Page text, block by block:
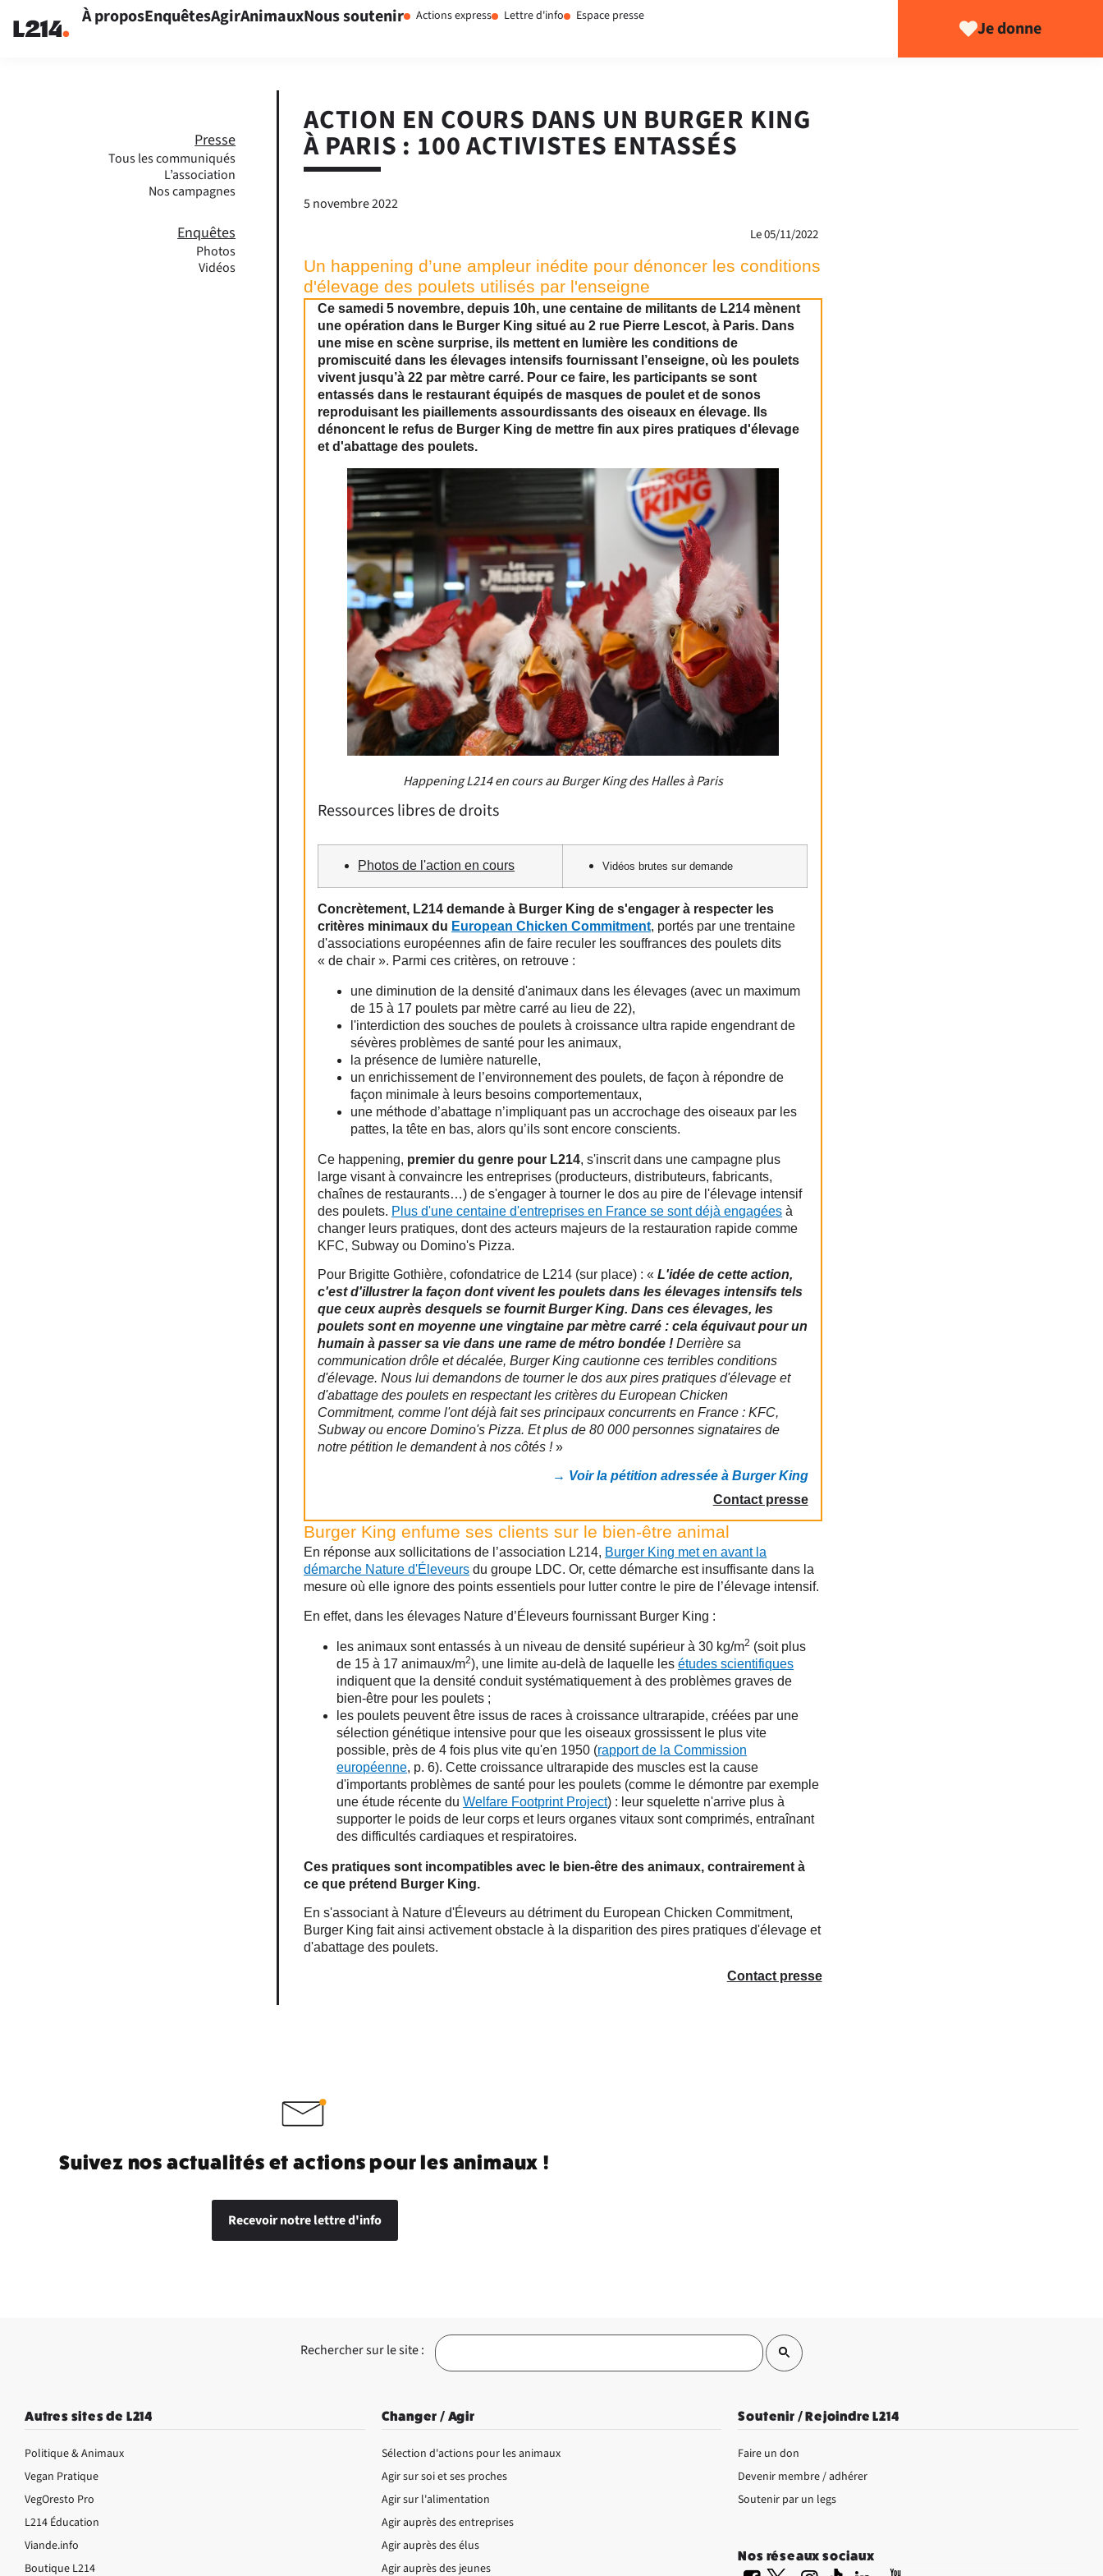
À proposEnquêtesAgirAnimauxNous soutenir Actions express Lettre d'info Espace presse
Je donne
Presse
Tous les communiqués
L’association
Nos campagnes
Enquêtes
Photos
Vidéos
ACTION EN COURS DANS UN BURGER KING
À PARIS : 100 ACTIVISTES ENTASSÉS
5 novembre 2022
Le 05/11/2022
Un happening d’une ampleur inédite pour dénoncer les conditions
d'élevage des poulets utilisés par l'enseigne
Ce samedi 5 novembre, depuis 10h, une centaine de militants de L214 mènent
une opération dans le Burger King situé au 2 rue Pierre Lescot, à Paris. Dans
une mise en scène surprise, ils mettent en lumière les conditions de
promiscuité dans les élevages intensifs fournissant l’enseigne, où les poulets
vivent jusqu’à 22 par mètre carré. Pour ce faire, les participants se sont
entassés dans le restaurant équipés de masques de poulet et de sonos
reproduisant les piaillements assourdissants des oiseaux en élevage. Ils
dénoncent le refus de Burger King de mettre fin aux pires pratiques d'élevage
et d'abattage des poulets.
Happening L214 en cours au Burger King des Halles à Paris
Ressources libres de droits
Photos de l'action en cours Vidéos brutes sur demande
Concrètement, L214 demande à Burger King de s'engager à respecter les
critères minimaux du European Chicken Commitment, portés par une trentaine
d'associations européennes afin de faire reculer les souffrances des poulets dits
« de chair ». Parmi ces critères, on retrouve :
une diminution de la densité d'animaux dans les élevages (avec un maximum
de 15 à 17 poulets par mètre carré au lieu de 22),
l'interdiction des souches de poulets à croissance ultra rapide engendrant de
sévères problèmes de santé pour les animaux,
la présence de lumière naturelle,
un enrichissement de l’environnement des poulets, de façon à répondre de
façon minimale à leurs besoins comportementaux,
une méthode d’abattage n’impliquant pas un accrochage des oiseaux par les
pattes, la tête en bas, alors qu’ils sont encore conscients.
Ce happening, premier du genre pour L214, s'inscrit dans une campagne plus
large visant à convaincre les entreprises (producteurs, distributeurs, fabricants,
chaînes de restaurants…) de s'engager à tourner le dos au pire de l'élevage intensif
des poulets. Plus d'une centaine d'entreprises en France se sont déjà engagées à
changer leurs pratiques, dont des acteurs majeurs de la restauration rapide comme
KFC, Subway ou Domino's Pizza.
Pour Brigitte Gothière, cofondatrice de L214 (sur place) : «L'idée de cette action,
c'est d'illustrer la façon dont vivent les poulets dans les élevages intensifs tels
que ceux auprès desquels se fournit Burger King. Dans ces élevages, les
poulets sont en moyenne une vingtaine par mètre carré : cela équivaut pour un
humain à passer sa vie dans une rame de métro bondée ! Derrière sa
communication drôle et décalée, Burger King cautionne ces terribles conditions
d'élevage. Nous lui demandons de tourner le dos aux pires pratiques d'élevage et
d'abattage des poulets en respectant les critères du European Chicken
Commitment, comme l'ont déjà fait ses principaux concurrents en France : KFC,
Subway ou encore Domino's Pizza. Et plus de 80 000 personnes signataires de
notre pétition le demandent à nos côtés !»
→ Voir la pétition adressée à Burger King
Contact presse
Burger King enfume ses clients sur le bien-être animal
En réponse aux sollicitations de l’association L214, Burger King met en avant la
démarche Nature d'Éleveurs du groupe LDC. Or, cette démarche est insuffisante dans la
mesure où elle ignore des points essentiels pour lutter contre le pire de l’élevage intensif.
En effet, dans les élevages Nature d’Éleveurs fournissant Burger King :
les animaux sont entassés à un niveau de densité supérieur à 30 kg/m2 (soit plus
de 15 à 17 animaux/m2), une limite au-delà de laquelle lesétudes scientifiques
indiquent que la densité conduit systématiquement à des problèmes graves de
bien-être pour les poulets ;
les poulets peuvent être issus de races à croissance ultrarapide, créées par une
sélection génétique intensive pour que les oiseaux grossissent le plus vite
possible, près de 4 fois plus vite qu'en 1950 (rapport de la Commission
européenne, p. 6). Cette croissance ultrarapide des muscles est la cause
d'importants problèmes de santé pour les poulets (comme le démontre par exemple
une étude récente duWelfare Footprint Project) : leur squelette n'arrive plus à
supporter le poids de leur corps et leurs organes vitaux sont comprimés, entraînant
des difficultés cardiaques et respiratoires.
Ces pratiques sont incompatibles avec le bien-être des animaux, contrairement à
ce que prétend Burger King.
En s'associant à Nature d'Éleveurs au détriment du European Chicken Commitment,
Burger King fait ainsi activement obstacle à la disparition des pires pratiques d'élevage et
d'abattage des poulets.
Contact presse
Suivez nos actualités et actions pour les animaux !
Recevoir notre lettre d'info
Rechercher sur le site :
Autres sites de L214
Politique & Animaux
Vegan Pratique
VegOresto Pro
L214 Éducation
Viande.info
Boutique L214
Changer / Agir
Sélection d'actions pour les animaux
Agir sur soi et ses proches
Agir sur l'alimentation
Agir auprès des entreprises
Agir auprès des élus
Agir auprès des jeunes
Soutenir / Rejoindre L214
Faire un don
Devenir membre / adhérer
Soutenir par un legs
Nos réseaux sociaux